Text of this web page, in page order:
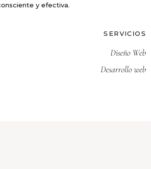
y efectiva.
SERVICIOS
Diseño Web
Desarrollo web